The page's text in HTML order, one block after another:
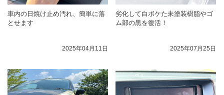
車内の日焼け止め汚れ、簡単に落
とせます
2025年04月11日
劣化して白ボケた未塗装樹脂やゴ
ム部の黒を復活！
2025年07月25日